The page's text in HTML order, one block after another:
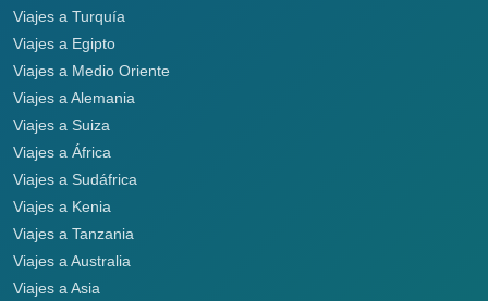
Viajes a Turquía
Viajes a Egipto
Viajes a Medio Oriente
Viajes a Alemania
Viajes a Suiza
Viajes a África
Viajes a Sudáfrica
Viajes a Kenia
Viajes a Tanzania
Viajes a Australia
Viajes a Asia